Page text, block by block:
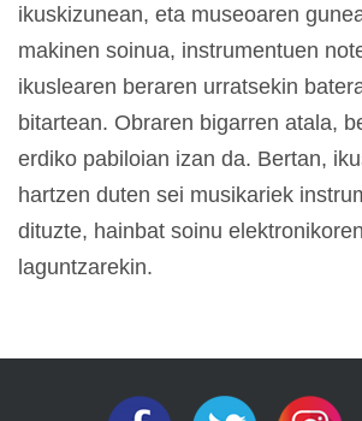
ikuskizunean, eta museoaren
makinen soinua, instrumentuen
ikuslearen beraren urratsekin
bitartean. Obraren bigarren atala,
erdiko pabiloian izan da. Bertan,
hartzen duten sei musikariek
dituzte, hainbat soinu
laguntzarekin.